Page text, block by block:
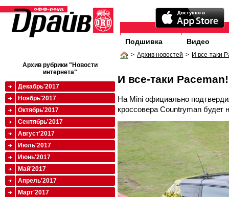
Подшивка Видео
> Архив новостей > И все-таки
И все-таки Paceman!
На Mini официально
кроссовера Countryman будет
Архив рубрики "Новости
интернета"
Декабрь'2017
Ноябрь'2017
Октябрь'2017
Сентябрь'2017
Август'2017
Июль'2017
Июнь'2017
Май'2017
Апрель'2017
Март'2017